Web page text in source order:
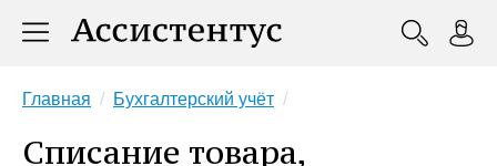
Главная Бухгалтерский учёт
Списание товара,